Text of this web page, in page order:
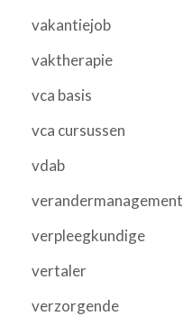
vakantiejob
vaktherapie
vca basis
vca cursussen
vdab
verandermanagement
verpleegkundige
vertaler
verzorgende